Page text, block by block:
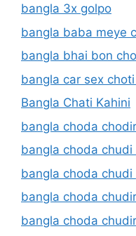
bangla 3x golpo
bangla baba meye
bangla bhai bon
bangla car sex
Bangla Chati Kahini
bangla choda
bangla choda
bangla choda chudi
bangla choda
bangla choda